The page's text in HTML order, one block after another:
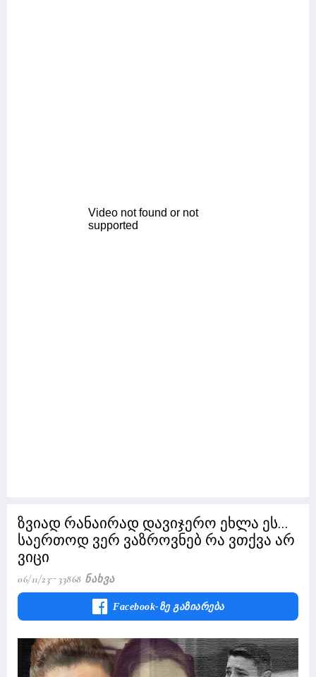
ზვიად რანაირად დავიჯერო ეხლა ეს...
საერთოდ ვერ ვაზროვნებ რა ვთქვა არ
ვიცი
06/11/23 33868 Ნახვა
Facebook-Ზე Გაზიარება